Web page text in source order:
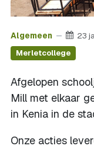
Algemeen 23
Merletcollege
Afgelopen
Mill met elkaar
in Kenia in de
Onze acties